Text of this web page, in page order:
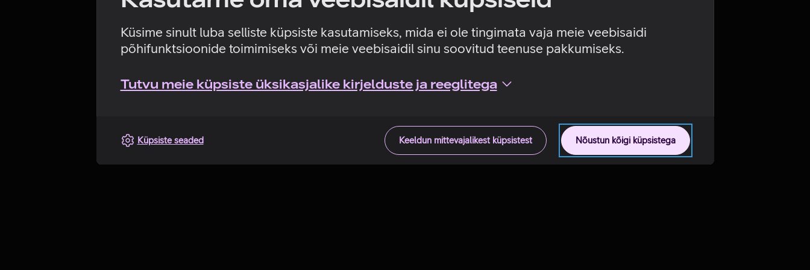
Küsime sinult luba selliste küpsiste kasutamiseks, mida ei ole tingimata vaja meie veebisaidi
põhifunktsioonide toimimiseks või meie veebisaidil sinu soovitud teenuse pakkumiseks.
Tutvu meie küpsiste üksikasjalike kirjelduste ja reeglitega
Nõustun kõigi küpsistega
Keeldun mittevajalikest küpsistest
Küpsiste seaded